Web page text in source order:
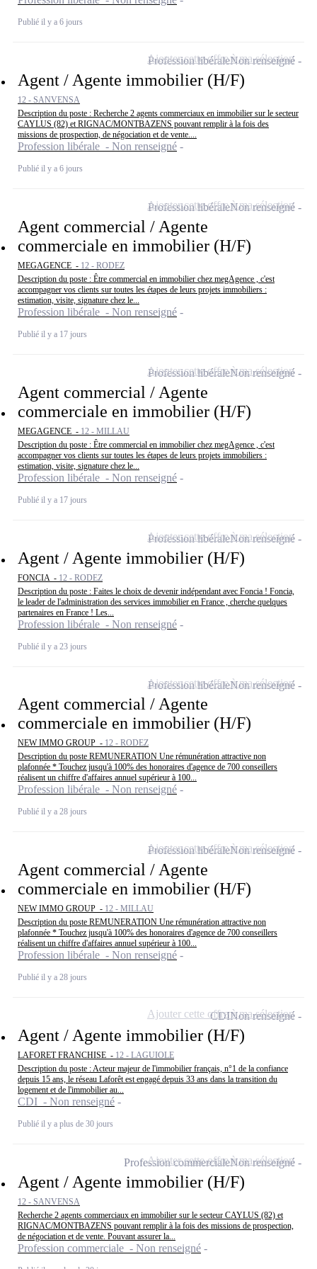
Publié il y a 6 jours
Agent / Agente immobilier (H/F)
12 - SANVENSA
Description du poste : Recherche 2 agents commerciaux en immobilier sur le secteur
CAYLUS (82) et RIGNAC/MONTBAZENS pouvant remplir à la fois des
missions de prospection, de négociation et de vente....
Profession libérale - Non renseigné
Publié il y a 6 jours
Profession libéraleNon renseigné
Ajouter cette offre à ma sélection
Agent commercial / Agente
commerciale en immobilier (H/F)
MEGAGENCE - 12 - RODEZ
Description du poste : Être commercial en immobilier chez megAgence , c'est
accompagner vos clients sur toutes les étapes de leurs projets immobiliers :
estimation, visite, signature chez le...
Profession libérale - Non renseigné
Publié il y a 17 jours
Profession libéraleNon renseigné
Ajouter cette offre à ma sélection
Agent commercial / Agente
commerciale en immobilier (H/F)
MEGAGENCE - 12 - MILLAU
Description du poste : Être commercial en immobilier chez megAgence , c'est
accompagner vos clients sur toutes les étapes de leurs projets immobiliers :
estimation, visite, signature chez le...
Profession libérale - Non renseigné
Publié il y a 17 jours
Profession libéraleNon renseigné
Ajouter cette offre à ma sélection
Agent / Agente immobilier (H/F)
FONCIA - 12 - RODEZ
Description du poste : Faites le choix de devenir indépendant avec Foncia ! Foncia,
le leader de l'administration des services immobilier en France , cherche quelques
partenaires en France ! Les...
Profession libérale - Non renseigné
Publié il y a 23 jours
Profession libéraleNon renseigné
Ajouter cette offre à ma sélection
Agent commercial / Agente
commerciale en immobilier (H/F)
NEW IMMO GROUP - 12 - RODEZ
Description du poste REMUNERATION Une rémunération attractive non
plafonnée * Touchez jusqu'à 100% des honoraires d'agence de 700 conseillers
réalisent un chiffre d'affaires annuel supérieur à 100...
Profession libérale - Non renseigné
Publié il y a 28 jours
Profession libéraleNon renseigné
Ajouter cette offre à ma sélection
Agent commercial / Agente
commerciale en immobilier (H/F)
NEW IMMO GROUP - 12 - MILLAU
Description du poste REMUNERATION Une rémunération attractive non
plafonnée * Touchez jusqu'à 100% des honoraires d'agence de 700 conseillers
réalisent un chiffre d'affaires annuel supérieur à 100...
Profession libérale - Non renseigné
Publié il y a 28 jours
Profession libéraleNon renseigné
Ajouter cette offre à ma sélection
Agent / Agente immobilier (H/F)
LAFORET FRANCHISE - 12 - LAGUIOLE
Description du poste : Acteur majeur de l'immobilier français, n°1 de la confiance
depuis 15 ans, le réseau Laforêt est engagé depuis 33 ans dans la transition du
logement et de l'immobilier au...
CDI - Non renseigné
Publié il y a plus de 30 jours
CDINon renseigné
Ajouter cette offre à ma sélection
Agent / Agente immobilier (H/F)
12 - SANVENSA
Recherche 2 agents commerciaux en immobilier sur le secteur CAYLUS (82) et
RIGNAC/MONTBAZENS pouvant remplir à la fois des missions de prospection,
de négociation et de vente. Pouvant assurer la...
Profession commerciale - Non renseigné
Profession commercialeNon renseigné
Ajouter cette offre à ma sélection